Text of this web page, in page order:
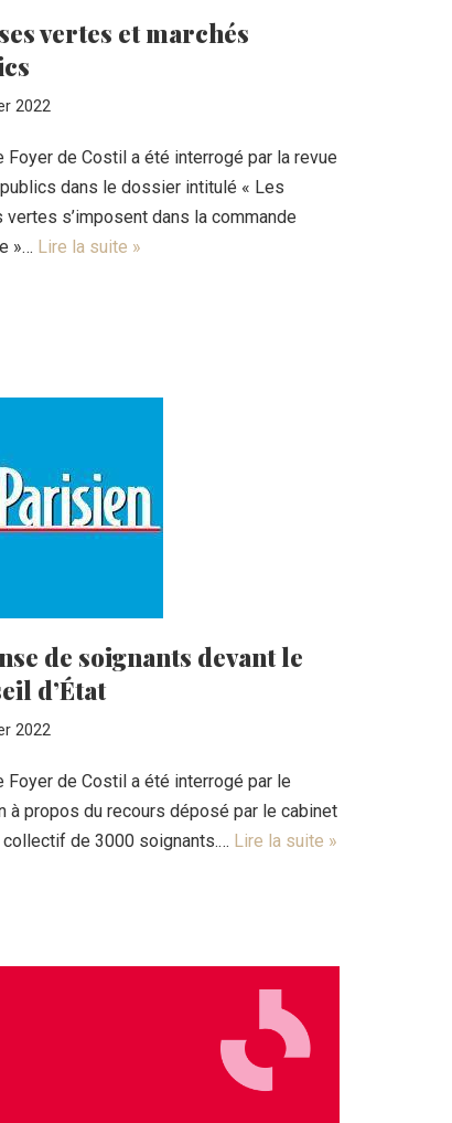
vertes et marchés
2022
Foyer de Costil a été interrogé par la revue
dans le dossier intitulé « Les
vertes s’imposent dans la commande
»… Lire la suite »
de soignants devant le
d’État
2022
Foyer de Costil a été interrogé par le
à propos du recours déposé par le cabinet
collectif de 3000 soignants.… Lire la suite »